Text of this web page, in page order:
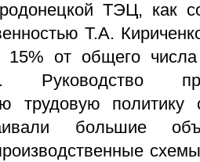
ТЭЦ, как
Т.А.
15% от общего
Руководство
трудовую
большие